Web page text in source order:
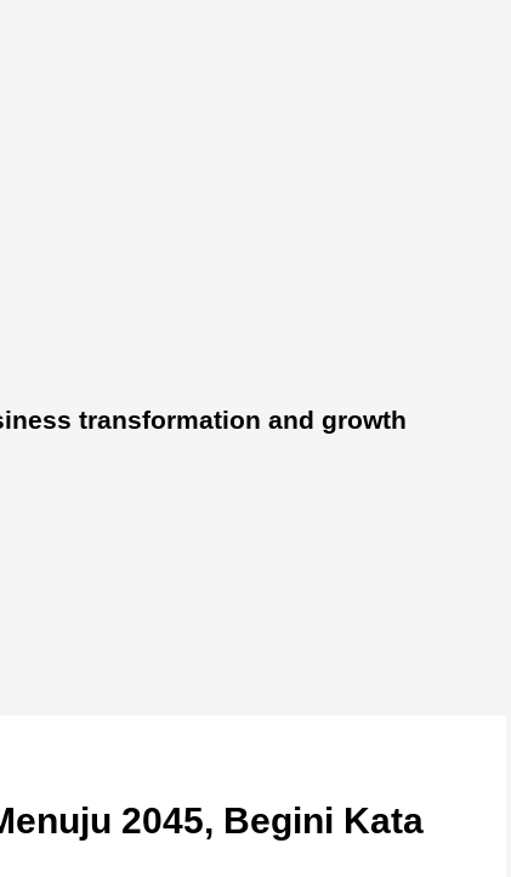
transformation and growth
2045, Begini Kata